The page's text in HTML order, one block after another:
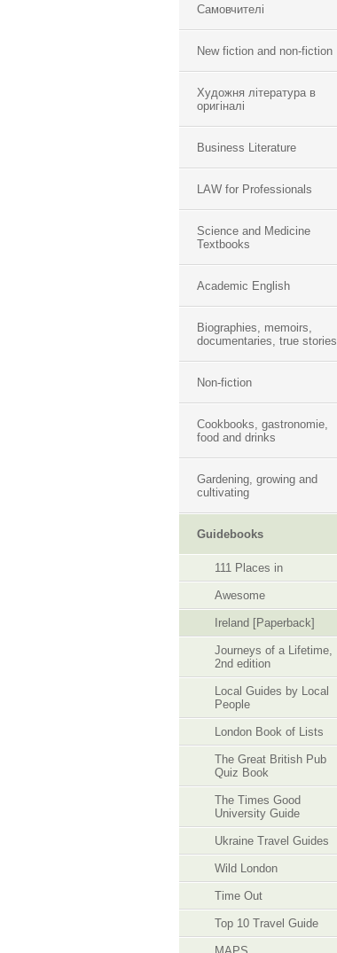
Самовчителі
New fiction and non-fiction
Художня література в
оригіналі
Business Literature
LAW for Professionals
Science and Medicine
Textbooks
Academic English
Biographies, memoirs,
documentaries, true stories
Non-fiction
Cookbooks, gastronomie,
food and drinks
Gardening, growing and
cultivating
Guidebooks
111 Places in
Awesome
Ireland [Paperback]
Journeys of a Lifetime,
2nd edition
Local Guides by Local
People
London Book of Lists
The Great British Pub
Quiz Book
The Times Good
University Guide
Ukraine Travel Guides
Wild London
Time Out
Top 10 Travel Guide